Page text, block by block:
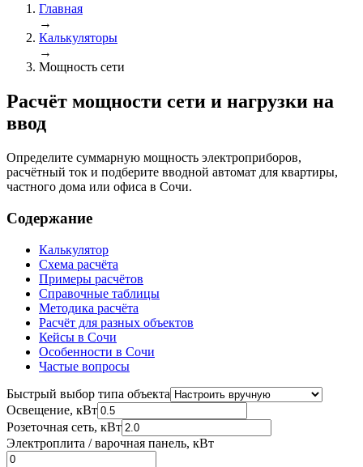
Главная
→
Калькуляторы
→
Мощность сети
Расчёт мощности сети и нагрузки на
ввод
Определите суммарную мощность электроприборов,
расчётный ток и подберите вводной автомат для квартиры,
частного дома или офиса в Сочи.
Содержание
Калькулятор
Схема расчёта
Примеры расчётов
Справочные таблицы
Методика расчёта
Расчёт для разных объектов
Кейсы в Сочи
Особенности в Сочи
Частые вопросы
Быстрый выбор типа объекта
Освещение, кВт
Розеточная сеть, кВт
Электроплита / варочная панель, кВт